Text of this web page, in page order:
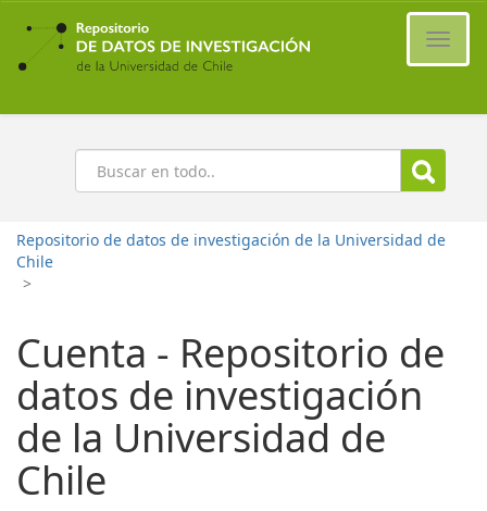
Ir
contenido
principal
Buscar
Repositorio de datos de investigación de la Universidad de
Chile
>
Cuenta - Repositorio de
datos de investigación
de la Universidad de
Chile